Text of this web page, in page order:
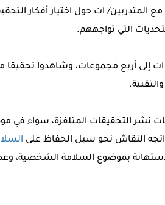
مع المتدربين/ ات حول اختيار أفكار
التي تواجههم.
ات إلى أربع مجموعات، وشاهدوا تحقيقا
نشر التحقيقات المتلفزة، سواء
النقاش نحو سبل الحفاظ على
بموضوع السلامة الشخصية،